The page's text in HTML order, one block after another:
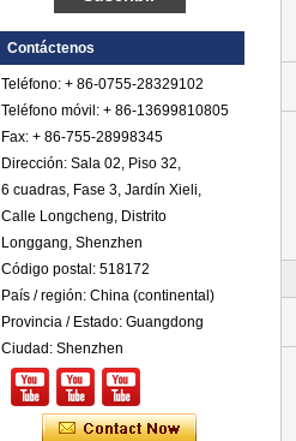
Contáctenos
Teléfono: + 86-0755-28329102
Teléfono móvil: + 86-13699810805
Fax: + 86-755-28998345
Dirección: Sala 02, Piso 32,
6 cuadras, Fase 3, Jardín Xieli,
Calle Longcheng, Distrito
Longgang, Shenzhen
Código postal: 518172
País / región: China (continental)
Provincia / Estado: Guangdong
Ciudad: Shenzhen
con fibra de vidrio y
Hoja Pebbled FRP
de plástico
reforzado con fibra
color
White Black RV
Exterior con
aislamiento GRP
venta
Panel compuesto
reforzado con fibra
de vidrio FRP PU
de espuma de
plástico para
remolques